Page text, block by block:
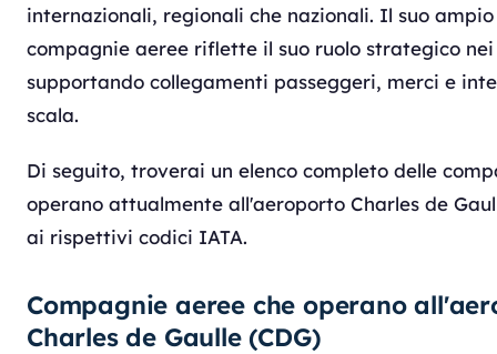
internazionali, regionali che nazionali. Il suo
compagnie aeree riflette il suo ruolo strategico
supportando collegamenti passeggeri, merci e
scala.
Di seguito, troverai un elenco completo delle
operano attualmente all'aeroporto Charles de
ai rispettivi codici IATA.
Compagnie aeree che operano
Charles de Gaulle (CDG)